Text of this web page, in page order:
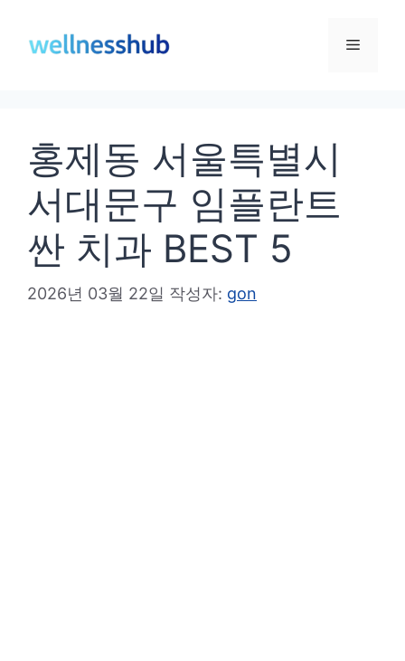
메
홍제동 서울특별시
서대문구 임플란트
싼 치과 BEST 5
2026년 03월 22일 작성자: gon